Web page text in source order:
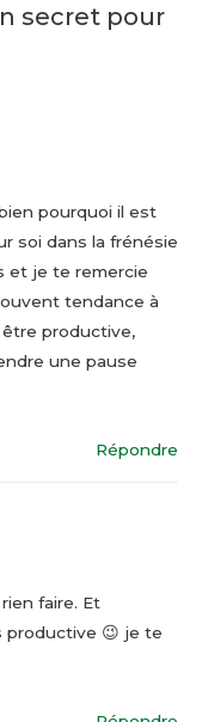
secret pour
pourquoi il est
soi dans la frénésie
et je te remercie
tendance à
productive,
une pause
Répondre
faire. Et
productive 😉 je te